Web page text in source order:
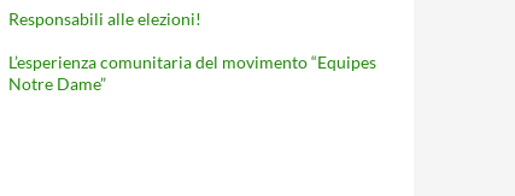
Responsabili alle elezioni!
L’esperienza comunitaria del movimento “Equipes
Notre Dame”